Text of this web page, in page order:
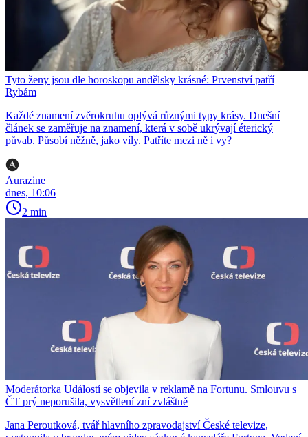
Tyto ženy jsou dle horoskopu andělsky krásné: Prvenství patří
Rybám
Každé znamení zvěrokruhu oplývá různými typy krásy. Dnešní
článek se zaměřuje na znamení, která v sobě ukrývají éterický
půvab. Působí něžně, jako víly. Patříte mezi ně i vy?
Aurazine
dnes, 10:06
2 min
Moderátorka Událostí se objevila v reklamě na Fortunu. Smlouvu s
ČT prý neporušila, vysvětlení zní zvláštně
Jana Peroutková, tvář hlavního zpravodajství České televize,